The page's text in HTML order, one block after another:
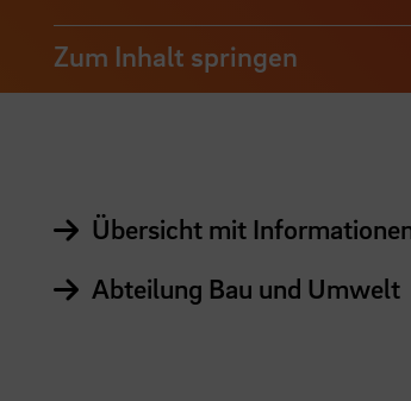
Zum Inhalt springen
Übersicht mit
Abteilung Bau und Umwelt